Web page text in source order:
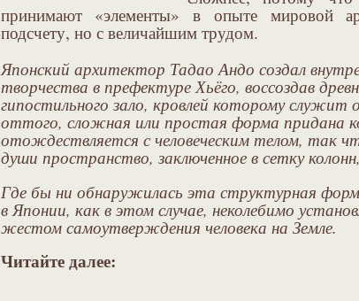
принимают «элементы» в опыте мировой
подсчету, но с величайшим трудом.
Японский архитектор Тадао Андо создал
творчества в префектуре Хьёго, воссоздав
гипостильного зало, кровлей которому служит
оттого, сложная или простая форма придана
отождествляется с человеческим телом, так
души пространство, заключенное в сетку
Где бы ни обнаружилась эта структурная
в Японии, как в этом случае, неколебимо
жестом самоутверждения человека на Земле.
Читайте далее: